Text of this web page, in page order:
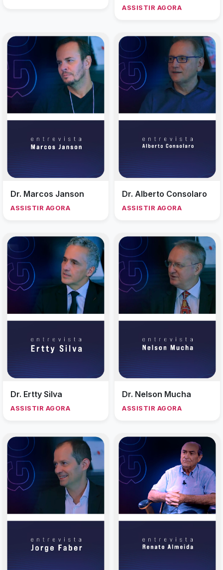
ASSISTIR AGORA
Dr. Marcos Janson
ASSISTIR AGORA
Dr. Alberto Consolaro
ASSISTIR AGORA
Dr. Ertty Silva
ASSISTIR AGORA
Dr. Nelson Mucha
ASSISTIR AGORA